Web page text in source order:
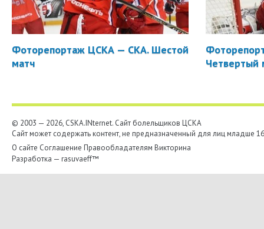
Фоторепортаж ЦСКА — СКА. Шестой
матч
Четвертый
© 2003 — 2026, CSKA.INternet. Cайт болельщиков ЦСКА
Сайт может содержать контент, не предназначенный для лиц младше
О сайте Соглашение Правообладателям Викторина
Разработка — rasuvaeff™